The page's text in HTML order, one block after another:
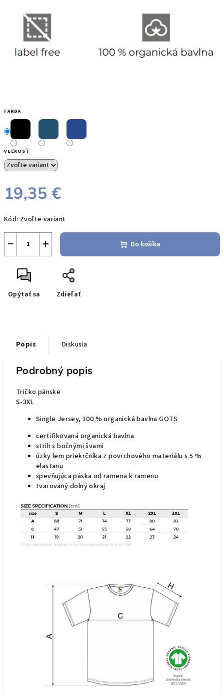
FARBA
VEĽKOSŤ
19,35 €
cena:
Kód: Zvoľte variant
+
− Do košíka
Opýtať sa Zdieľať
Popis Diskusia
Podrobný popis
Tričko pánske
S-3XL
Single Jersey, 100 % organická bavlna GOTS
certifikovaná organická bavlna
strih s bočnými švami
úzky lem priekrčníka z povrchového materiálu s 5 %
elastanu
spevňujúca páska od ramena k ramenu
tvarovaný dolný okraj